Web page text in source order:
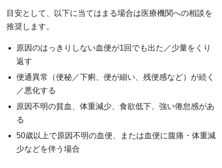
目安として、以下に当てはまる場合は医療機関への相談を
推奨します。
原因のはっきりしない血便が1回でも出た／少量をくり
返す
便通異常（便秘／下痢、便が細い、残便感など）が続く
／悪化する
原因不明の貧血、体重減少、食欲低下、強い倦怠感があ
る
50歳以上で原因不明の血便、または血便に腹痛・体重減
少などを伴う場合